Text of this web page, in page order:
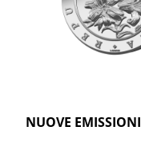
NUOVE EMISSIONI